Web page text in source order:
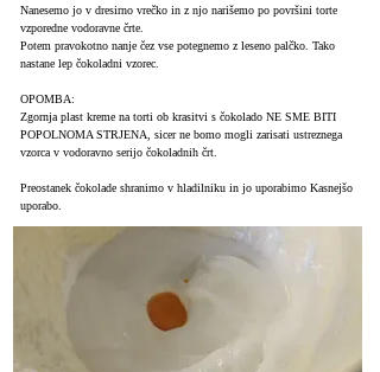
Nanesemo jo v dresirno vrečko in z njo narišemo po površini torte
vzporedne vodoravne črte.
Potem pravokotno nanje čez vse potegnemo z leseno palčko. Tako
nastane lep čokoladni vzorec.
OPOMBA:
Zgornja plast kreme na torti ob krasitvi s čokolado NE SME BITI
POPOLNOMA STRJENA, sicer ne bomo mogli zarisati ustreznega
vzorca v vodoravno serijo čokoladnih črt.
Preostanek čokolade shranimo v hladilniku in jo uporabimo Kasnejšo
uporabo.